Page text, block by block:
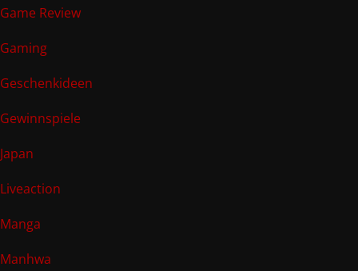
Game Review
Gaming
Geschenkideen
Gewinnspiele
Japan
Liveaction
Manga
Manhwa